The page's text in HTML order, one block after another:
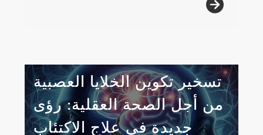
تسخير تكوين الخلايا العصبية
من أجل الصحة العقلية: رؤى
جديدة في علاج الاكتئاب